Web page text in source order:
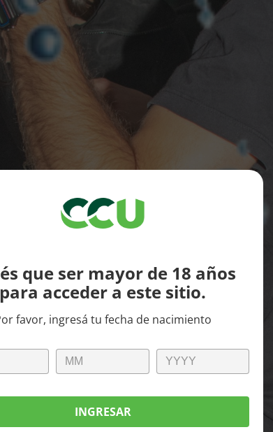
que ser mayor de 18 años
para acceder a este sitio.
favor, ingresá tu fecha de nacimiento
INGRESAR